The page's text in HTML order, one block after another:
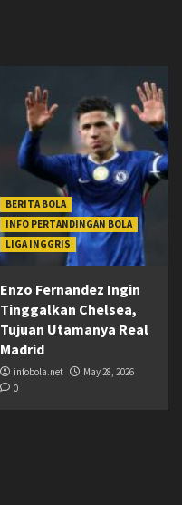
BERITA BOLA
INFO PERTANDINGAN BOLA
LIGA INGGRIS
Enzo Fernandez Ingin
Tinggalkan Chelsea,
Tujuan Utamanya Real
Madrid
infobola.net
May 28, 2026
0